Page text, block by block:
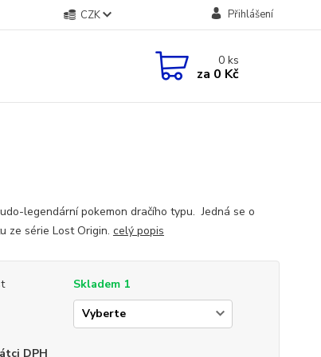
CZK Přihlášení
0ks
za 0 Kč
legendární pokemon dračího typu. Jedná se o
ze série Lost Origin. celý popis
Skladem 1
DPH